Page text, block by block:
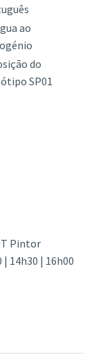
ao
do
SP01
Pintor
14h30 | 16h00